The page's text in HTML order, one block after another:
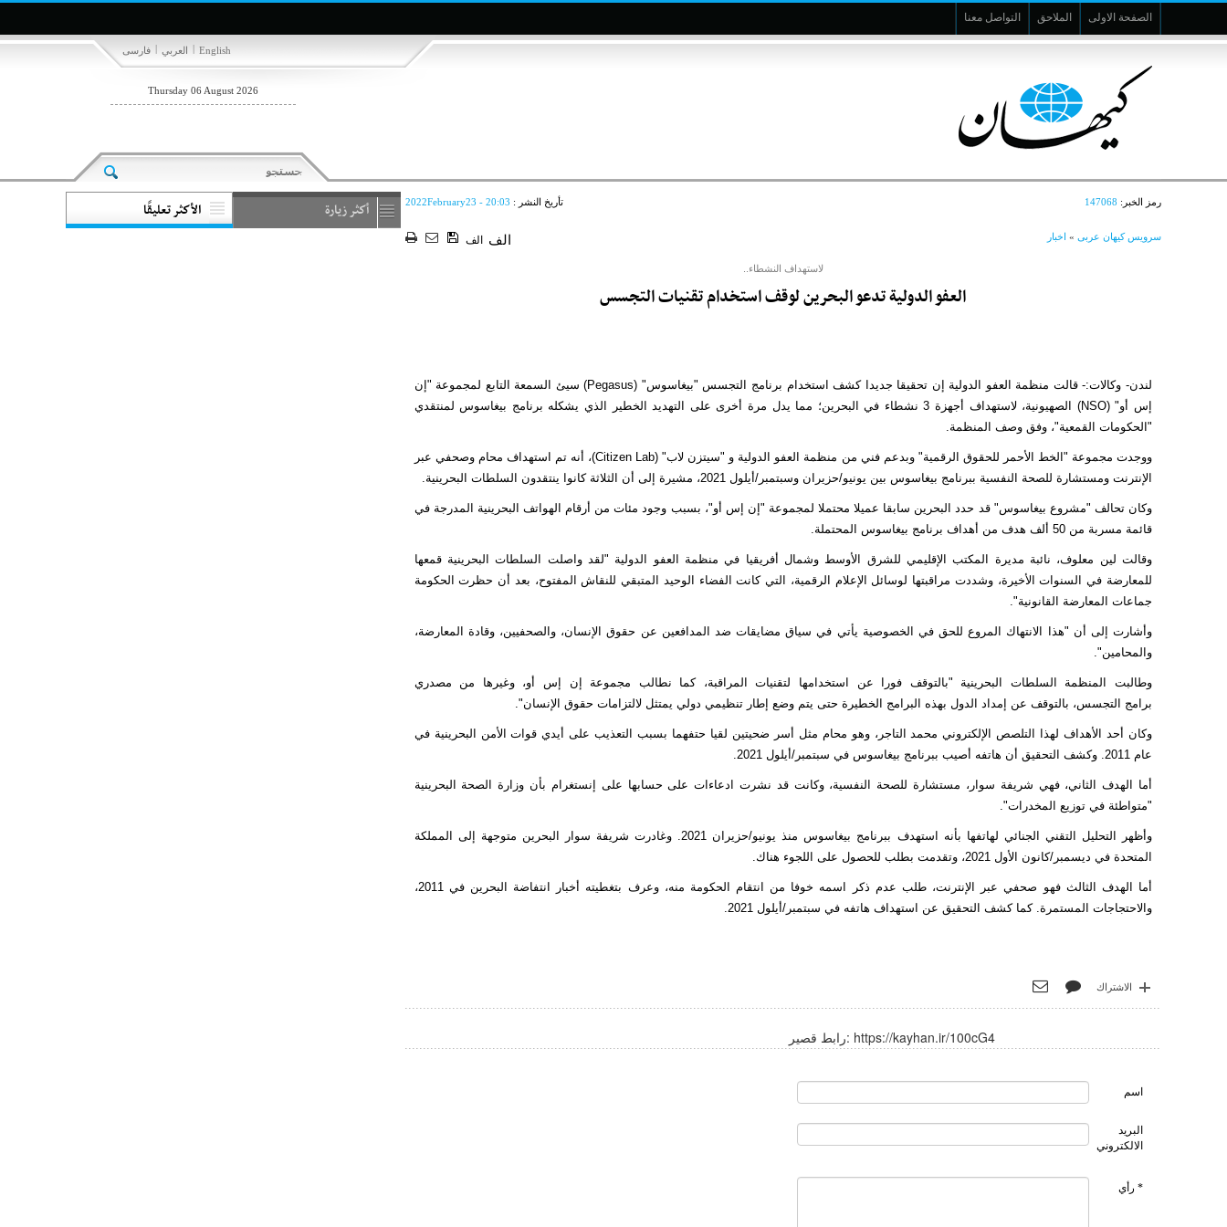
الصفحة الاولى الملاحق التواصل معنا
فارسی | العربي | English
Thursday 06 August 2026
رمز الخبر: 147068 تأريخ النشر : 2022February23 - 20:03
سرویس کیهان عربی » اخبار الف الف
لاستهداف النشطاء..
العفو الدولية تدعو البحرين لوقف استخدام تقنيات التجسس
لندن- وكالات:- قالت منظمة العفو الدولية إن تحقيقا جديدا كشف استخدام برنامج التجسس "بيغاسوس" (Pegasus) سيئ السمعة التابع لمجموعة "إن
إس أو" (NSO) الصهيونية، لاستهداف أجهزة 3 نشطاء في البحرين؛ مما يدل مرة أخرى على التهديد الخطير الذي يشكله برنامج بيغاسوس لمنتقدي
"الحكومات القمعية"، وفق وصف المنظمة.
ووجدت مجموعة "الخط الأحمر للحقوق الرقمية" وبدعم فني من منظمة العفو الدولية
و "سيتزن لاب" (Citizen Lab)، أنه تم استهداف محام وصحفي عبر
الإنترنت ومستشارة للصحة النفسية ببرنامج بيغاسوس بين يونيو/حزيران وسبتمبر/أيلول 2021، مشيرة إلى أن الثلاثة كانوا ينتقدون السلطات البحرينية.
وكان تحالف "مشروع بيغاسوس" قد حدد البحرين سابقا عميلا محتملا لمجموعة "إن إس أو"، بسبب وجود مئات من أرقام الهواتف البحرينية المدرجة في
قائمة مسربة من 50 ألف هدف من أهداف برنامج بيغاسوس المحتملة.
وقالت لين معلوف، نائبة مديرة المكتب الإقليمي للشرق الأوسط وشمال أفريقيا في منظمة العفو الدولية "لقد واصلت السلطات البحرينية قمعها
للمعارضة في السنوات الأخيرة، وشددت مراقبتها لوسائل الإعلام الرقمية، التي كانت الفضاء الوحيد المتبقي للنقاش المفتوح، بعد أن حظرت الحكومة
جماعات المعارضة القانونية".
وأشارت إلى أن "هذا الانتهاك المروع للحق في الخصوصية يأتي في سياق مضايقات ضد المدافعين عن حقوق الإنسان، والصحفيين، وقادة المعارضة،
والمحامين".
وطالبت المنظمة السلطات البحرينية "بالتوقف فورا عن استخدامها لتقنيات المراقبة، كما نطالب مجموعة إن إس أو، وغيرها من مصدري
برامج التجسس، بالتوقف عن إمداد الدول بهذه البرامج الخطيرة حتى يتم وضع إطار تنظيمي دولي يمتثل لالتزامات حقوق الإنسان".
وكان أحد الأهداف لهذا التلصص الإلكتروني محمد التاجر، وهو محام مثل أسر ضحيتين لقيا حتفهما بسبب التعذيب على أيدي قوات الأمن البحرينية في
عام 2011. وكشف التحقيق أن هاتفه أصيب ببرنامج بيغاسوس في سبتمبر/أيلول 2021.
أما الهدف الثاني، فهي شريفة سوار، مستشارة للصحة النفسية، وكانت قد نشرت ادعاءات على حسابها على إنستغرام بأن وزارة الصحة البحرينية
"متواطئة في توزيع المخدرات".
وأظهر التحليل التقني الجنائي لهاتفها بأنه استهدف ببرنامج بيغاسوس منذ يونيو/حزيران 2021. وغادرت شريفة سوار البحرين متوجهة إلى المملكة
المتحدة في ديسمبر/كانون الأول 2021، وتقدمت بطلب للحصول على اللجوء هناك.
أما الهدف الثالث فهو صحفي عبر الإنترنت، طلب عدم ذكر اسمه خوفا من انتقام الحكومة منه، وعرف بتغطيته أخبار انتفاضة البحرين في 2011،
والاحتجاجات المستمرة. كما كشف التحقيق عن استهداف هاتفه في سبتمبر/أيلول 2021.
الاشتراك
رابط قصير: https://kayhan.ir/100cG4
اسم
البريد
الالكتروني
* رأي
أكثر زيارة الأكثر تعليقًا